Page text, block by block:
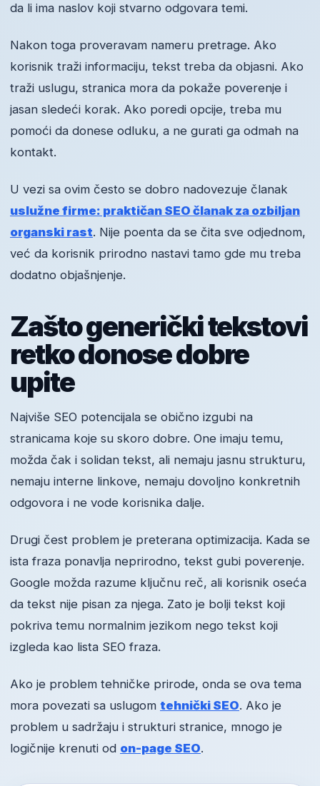
da li ima naslov koji stvarno odgovara temi.
Nakon toga proveravam nameru pretrage. Ako
korisnik traži informaciju, tekst treba da objasni. Ako
traži uslugu, stranica mora da pokaže poverenje i
jasan sledeći korak. Ako poredi opcije, treba mu
pomoći da donese odluku, a ne gurati ga odmah na
kontakt.
U vezi sa ovim često se dobro nadovezuje članak
uslužne firme: praktičan SEO članak za ozbiljan
organski rast. Nije poenta da se čita sve odjednom,
već da korisnik prirodno nastavi tamo gde mu treba
dodatno objašnjenje.
Zašto generički tekstovi
retko donose dobre
upite
Najviše SEO potencijala se obično izgubi na
stranicama koje su skoro dobre. One imaju temu,
možda čak i solidan tekst, ali nemaju jasnu strukturu,
nemaju interne linkove, nemaju dovoljno konkretnih
odgovora i ne vode korisnika dalje.
Drugi čest problem je preterana optimizacija. Kada se
ista fraza ponavlja neprirodno, tekst gubi poverenje.
Google možda razume ključnu reč, ali korisnik oseća
da tekst nije pisan za njega. Zato je bolji tekst koji
pokriva temu normalnim jezikom nego tekst koji
izgleda kao lista SEO fraza.
Ako je problem tehničke prirode, onda se ova tema
mora povezati sa uslugom tehnički SEO. Ako je
problem u sadržaju i strukturi stranice, mnogo je
logičnije krenuti od on-page SEO.